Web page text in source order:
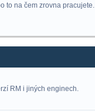
to na čem zrovna pracujete. I
RM i jiných enginech.